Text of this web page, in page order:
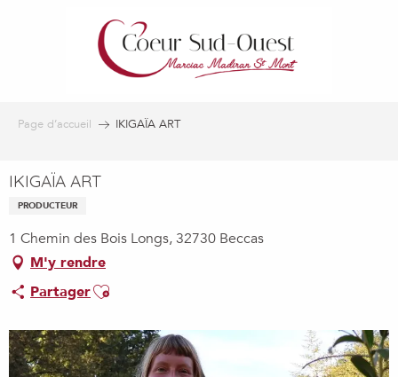
Page d’accueil IKIGAÏA ART
IKIGAÏA ART
PRODUCTEUR
1 Chemin des Bois Longs, 32730 Beccas
M'y rendre
PartagerAjouter aux favoris